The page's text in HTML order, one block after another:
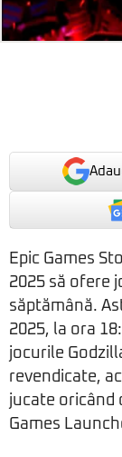
Epic Games
2025 să ofere
săptămână.
2025, la ora
jocurile
revendicate,
jucate oricând
Games